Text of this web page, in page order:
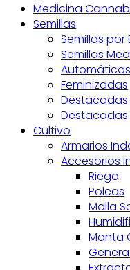
Medicina
Semillas
Semillas por
Semillas
Automáticas
Feminizadas
Destacadas
Destacadas
Cultivo
Armarios
Accesorios
Riego
Poleas
Malla
Manta